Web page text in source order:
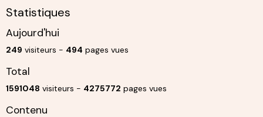
Statistiques
Aujourd'hui
249 visiteurs - 494 pages vues
Total
1591048 visiteurs - 4275772 pages vues
Contenu